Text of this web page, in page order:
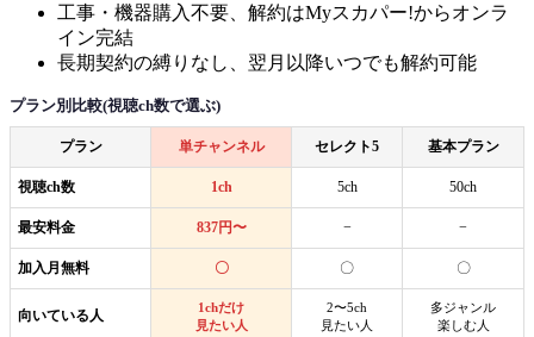
工事・機器購入不要、解約はMyスカパー!からオンラ
イン完結
長期契約の縛りなし、翌月以降いつでも解約可能
プラン別比較(視聴ch数で選ぶ)
プラン 単チャンネル セレクト5 基本プラン
視聴ch数 1ch 5ch 50ch
最安料金 837円〜 − −
加入月無料 〇 〇 〇
向いている人
1chだけ
見たい人
2〜5ch
見たい人
多ジャンル
楽しむ人